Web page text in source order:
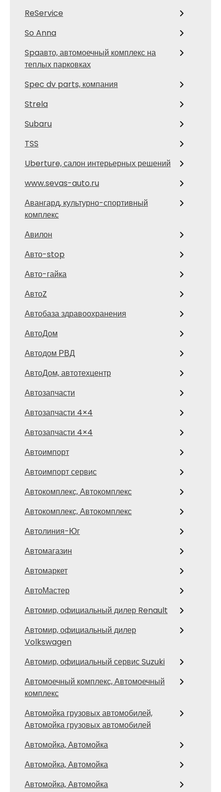
ReService
So Anna
Spaавто, автомоечный комплекс на
теплых парковках
Spec dv parts, компания
Strela
Subaru
TSS
Uberture, салон интерьерных решений
www.sevas-auto.ru
Авангард, культурно-спортивный
комплекс
Авилон
Авто-stop
Авто-гайка
АвтоZ
Автобаза здравоохранения
АвтоДом
Автодом РВД
АвтоДом, автотехцентр
Автозапчасти
Автозапчасти 4×4
Автозапчасти 4×4
Автоимпорт
Автоимпорт сервис
Автокомплекс, Автокомплекс
Автокомплекс, Автокомплекс
Автолиния-Юг
Автомагазин
Автомаркет
АвтоМастер
Автомир, официальный дилер Renault
Автомир, официальный дилер
Volkswagen
Автомир, официальный сервис Suzuki
Автомоечный комплекс, Автомоечный
комплекс
Автомойка грузовых автомобилей,
Автомойка грузовых автомобилей
Автомойка, Автомойка
Автомойка, Автомойка
Автомойка, Автомойка